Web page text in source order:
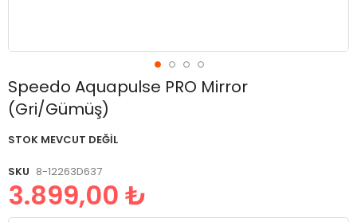
Speedo Aquapulse PRO Mirror
(Gri/Gümüş)
STOK MEVCUT DEĞIL
SKU 8-12263D637
3.899,00 ₺
Resim
galerisinin
başlangıcına